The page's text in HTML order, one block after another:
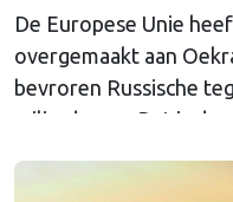
De Europese Unie
overgemaakt aan
bevroren Russische
miljard euro. Dat is de
Euroclear parkeerde.